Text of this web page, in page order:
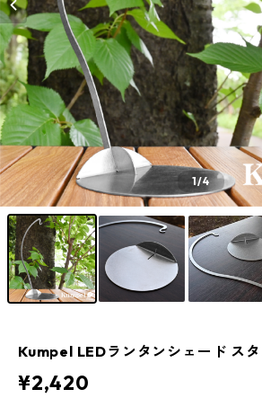
1/4
Kumpel LEDランタンシェード ス
¥2,420